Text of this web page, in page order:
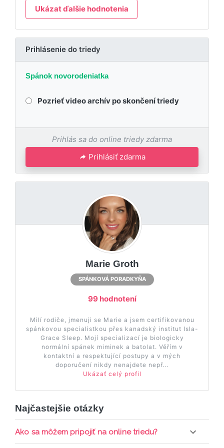
Ukázat ďalšie hodnotenia
Prihlásenie do triedy
Spánok novorodeniatka
Pozrieť video archív po skončení triedy
Prihlás sa do online triedy zdarma
Prihlásiť zdarma
Marie Groth
SPÁNKOVÁ PORADKYŇA
99 hodnotení
Milí rodiče, jmenuji se Marie a jsem certifikovanou
spánkovou specialistkou přes kanadský institut Isla-
Grace Sleep. Mojí specializací je biologicky
normální spánek miminek a batolat. Věřím v
kontaktní a respektující postupy a v mých
doporučení nikdy nenajdete nepř...
Ukázať celý profil
Najčastejšie otázky
Ako sa môžem pripojiť na online triedu?